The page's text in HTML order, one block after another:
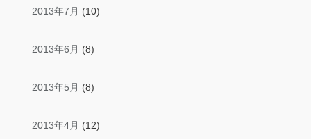
2013年7月 (10)
2013年6月 (8)
2013年5月 (8)
2013年4月 (12)